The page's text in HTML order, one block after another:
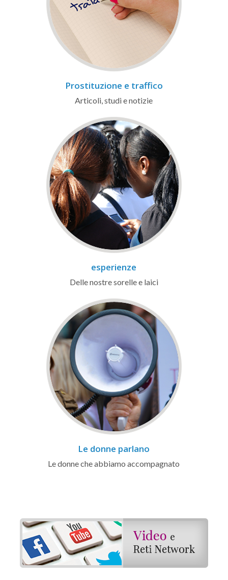
Prostituzione e traffico
Articoli, studi e notizie
esperienze
Delle nostre sorelle e laici
Le donne parlano
Le donne che abbiamo accompagnato